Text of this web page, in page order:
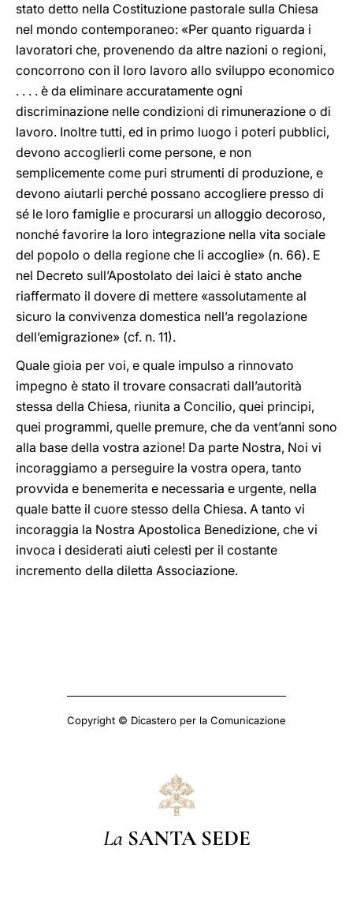
stato detto nella Costituzione pastorale sulla Chiesa
nel mondo contemporaneo: «Per quanto riguarda i
lavoratori che, provenendo da altre nazioni o regioni,
concorrono con il loro lavoro allo sviluppo economico
. . . . è da eliminare accuratamente ogni
discriminazione nelle condizioni di rimunerazione o di
lavoro. Inoltre tutti, ed in primo luogo i poteri pubblici,
devono accoglierli come persone, e non
semplicemente come puri strumenti di produzione, e
devono aiutarli perché possano accogliere presso di
sé le loro famiglie e procurarsi un alloggio decoroso,
nonché favorire la loro integrazione nella vita sociale
del popolo o della regione che li accoglie» (n. 66). E
nel Decreto sull’Apostolato dei laici è stato anche
riaffermato il dovere di mettere «assolutamente al
sicuro la convivenza domestica nell’a regolazione
dell’emigrazione» (cf. n. 11).
Quale gioia per voi, e quale impulso a rinnovato
impegno è stato il trovare consacrati dall’autorità
stessa della Chiesa, riunita a Concilio, quei principi,
quei programmi, quelle premure, che da vent’anni sono
alla base della vostra azione! Da parte Nostra, Noi vi
incoraggiamo a perseguire la vostra opera, tanto
provvida e benemerita e necessaria e urgente, nella
quale batte il cuore stesso della Chiesa. A tanto vi
incoraggia la Nostra Apostolica Benedizione, che vi
invoca i desiderati aiuti celesti per il costante
incremento della diletta Associazione.
Copyright © Dicastero per la Comunicazione
La SANTA SEDE